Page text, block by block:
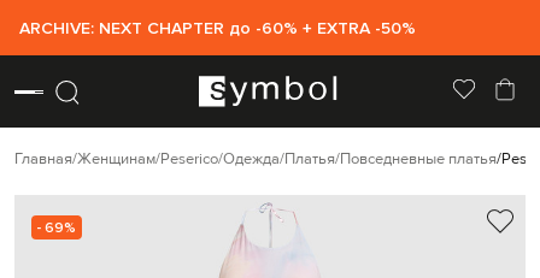
ARCHIVE: NEXT CHAPTER до -60% + EXTRA -50%
Главная Женщинам Peserico Одежда Платья Повседневные платья
- 69%